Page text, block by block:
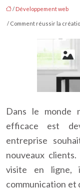
/ Développement web
/ Comment réussir la
Dans le monde
efficace est
entreprise
nouveaux
visite en ligne,
communication et